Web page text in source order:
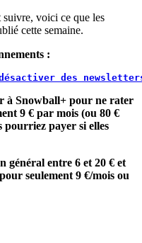
suivre, voici ce que les
cette semaine.
:
des
à Snowball+ pour ne rater
9 € par mois (ou 80 €
pourriez payer si elles
général entre 6 et 20 € et
seulement 9 €/mois ou